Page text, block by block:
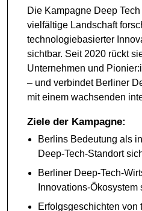
Die Kampagne Deep
vielfältige Landschaft
technologiebasierter
sichtbar. Seit 2020 rückt
Unternehmen und
– und verbindet Berliner
mit einem wachsenden
Ziele der Kampagne:
Berlins Bedeutung als
Deep-Tech-Standort
Berliner Deep-Tech-
Innovations-Ökosystem
Erfolgsgeschichten von